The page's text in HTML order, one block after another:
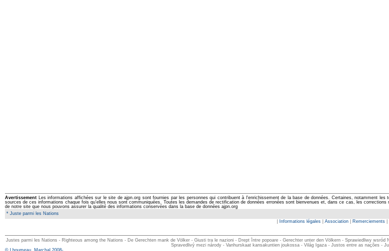
Avertissement Les informations affichées sur le site de ajpn.org sont fournies par les personnes qui contribuent à l'enrichissement de la base de données. Certaines, notamment
sources de ces informations chaque fois qu'elles nous sont communiquées. Toutes les demandes de rectification de données erronées sont bienvenues et, dans ce cas, les
de notre site que nous pouvons assurer la qualité des informations conservées dans la base de données ajpn.org
* Juste parmi les Nations
Informations légales Association Remerciements
Justes parmi les Nations - Righteous among the Nations - De Gerechten mank de Völker - Giusti tra le nazioni - Drept între popoare - Gerechter unter den Völkern - Sprawiedliwy
Spravedlivý mezi národy - Vanhurskaat kansakuntien joukossa - Világ Igaza - Justos entre as nações -
© Lhoumeau, Marchal 2008-